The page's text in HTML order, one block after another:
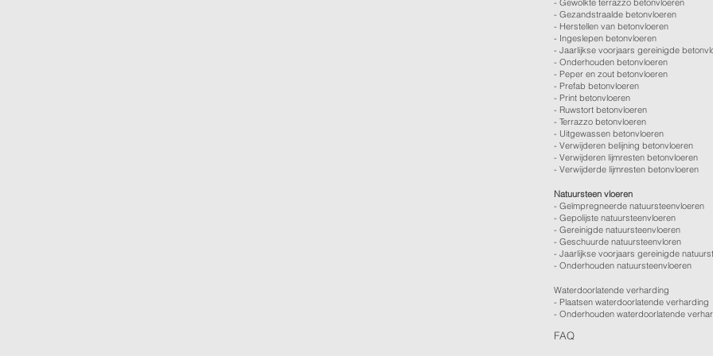
-Gewolkte terrazzo betonvloeren
-Gezandstraalde betonvloeren
- Herstellen van betonvloeren
- Ingeslepen betonvloeren
-Jaarlijkse voorjaars gereinigde
-Onderhouden betonvloeren
-Peper en zout betonvloeren
-Prefab betonvloeren
- Print betonvloeren
- Ruwstort betonvloeren
-Terrazzo betonvloeren
- Uitgewassen betonvloeren
-Verwijderen belijning betonvloeren
-Verwijderen lijmresten betonvloeren
- Verwijderde lijmresten betonvloeren
Natuursteen vloeren
- Geïmpregneerde natuursteenvloeren
- Gepolijste natuursteenvloeren
- Gereinigde natuursteenvloeren
- Geschuurde natuursteenvloren
- Jaarlijkse voorjaars gereinigde
- Onderhouden natuursteenvloeren
Waterdoorlatende verharding
- Plaatsen waterdoorlatende verharding
- Onderhouden waterdoorlatende
FAQ